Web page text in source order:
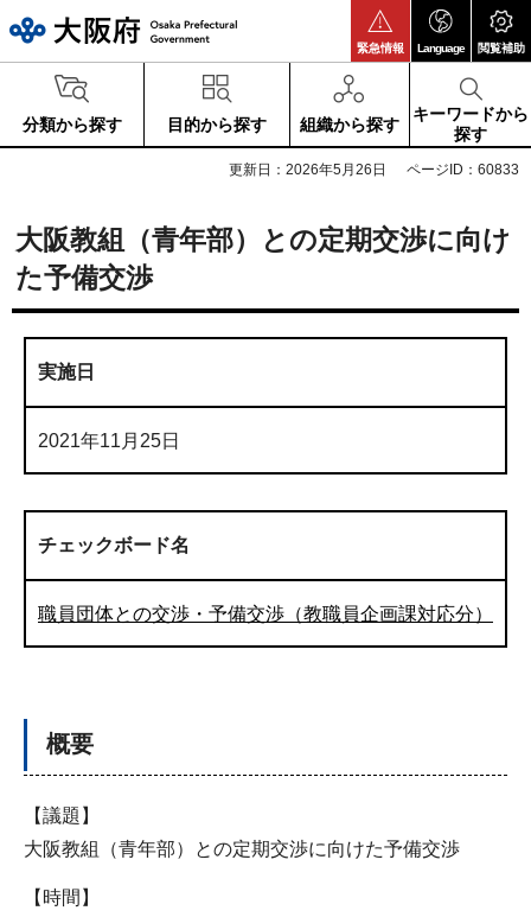
緊急情報 Language 閲覧補助
分類から探す 目的から探す 組織から探す
キーワードから
探す
更新日：2026年5月26日 ページID：60833
大阪教組（青年部）との定期交渉に向け
た予備交渉
実施日
2021年11月25日
チェックボード名
職員団体との交渉・予備交渉（教職員企画課対応分）
概要
【議題】
大阪教組（青年部）との定期交渉に向けた予備交渉
【時間】